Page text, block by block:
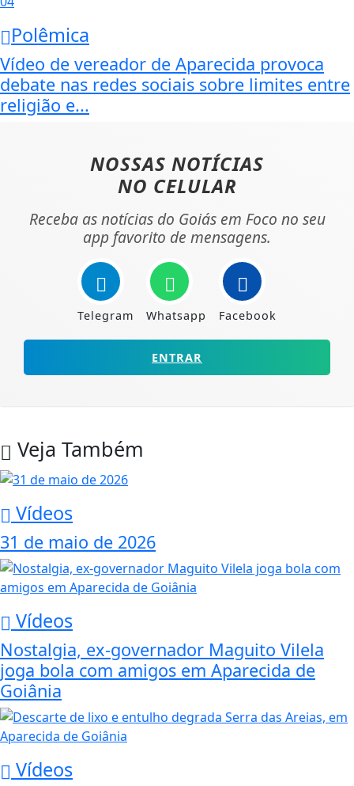
Polêmica
Vídeo de vereador de Aparecida provoca
debate nas redes sociais sobre limites entre
religião e...
NOSSAS NOTÍCIAS
NO CELULAR
Receba as notícias do Goiás em Foco no seu
app favorito de mensagens.
Telegram Whatsapp Facebook
ENTRAR
Veja Também
Vídeos
31 de maio de 2026
Vídeos
Nostalgia, ex-governador Maguito Vilela
joga bola com amigos em Aparecida de
Goiânia
Vídeos